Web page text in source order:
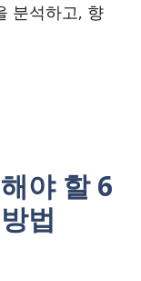
분석하고, 향
야 할 6
법